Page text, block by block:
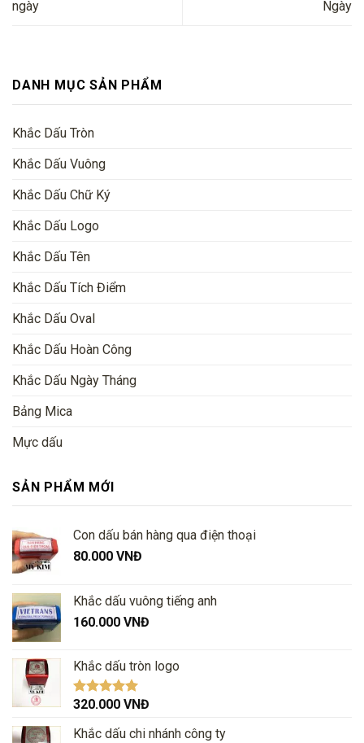
ngày Ngày
DANH MỤC SẢN PHẨM
Khắc Dấu Tròn
Khắc Dấu Vuông
Khắc Dấu Chữ Ký
Khắc Dấu Logo
Khắc Dấu Tên
Khắc Dấu Tích Điểm
Khắc Dấu Oval
Khắc Dấu Hoàn Công
Khắc Dấu Ngày Tháng
Bảng Mica
Mực dấu
SẢN PHẨM MỚI
Con dấu bán hàng qua điện thoại
80.000 VNĐ
Khắc dấu vuông tiếng anh
160.000 VNĐ
Khắc dấu tròn logo
Được xếp
sao
320.000 VNĐ
Khắc dấu chi nhánh công ty